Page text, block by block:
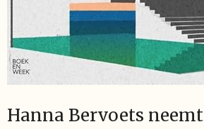
Hanna Bervoets